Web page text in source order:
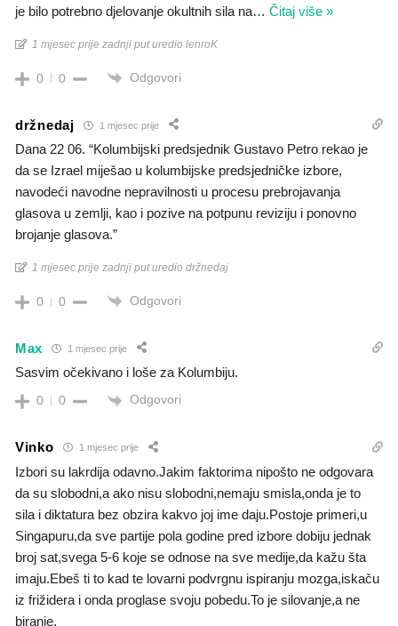
je bilo potrebno djelovanje okultnih sila na… Čitaj više »
1 mjesec prije zadnji put uredio lenroK
0 0 Odgovori
držnedaj 1 mjesec prije
Dana 22 06. “Kolumbijski predsjednik Gustavo Petro rekao je
da se Izrael miješao u kolumbijske predsjedničke izbore,
navodeći navodne nepravilnosti u procesu prebrojavanja
glasova u zemlji, kao i pozive na potpunu reviziju i ponovno
brojanje glasova.”
1 mjesec prije zadnji put uredio držnedaj
0 0 Odgovori
Max 1 mjesec prije
Sasvim očekivano i loše za Kolumbiju.
0 0 Odgovori
Vinko 1 mjesec prije
Izbori su lakrdija odavno.Jakim faktorima nipošto ne odgovara
da su slobodni,a ako nisu slobodni,nemaju smisla,onda je to
sila i diktatura bez obzira kakvo joj ime daju.Postoje primeri,u
Singapuru,da sve partije pola godine pred izbore dobiju jednak
broj sat,svega 5-6 koje se odnose na sve medije,da kažu šta
imaju.Ebeš ti to kad te lovarni podvrgnu ispiranju mozga,iskaču
iz frižidera i onda proglase svoju pobedu.To je silovanje,a ne
biranje.